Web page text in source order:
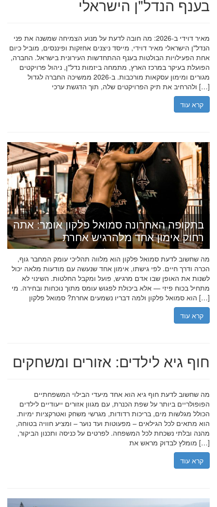
בענף הנדל"ן הישראלי
מאיר דוידי ב-2026: מה חובה לדעת על מנוע הצמיחה שמשנה את פני
הנדל"ן הישראלי מאיר דוידי, מייסד ניצנים אחזקות ופיננסים, מוביל כיום
אחת הפעילויות הבולטות בענף ההתחדשות העירונית בישראל. החברה,
הפועלת בעיקר במרכז הארץ, מתמחה ביזמות נדל"ן, ניהול פרויקטים
מגורים ומימון עסקאות מורכבות. ב-2026 ממשיכה החברה לגדול
ולהרחיב את תיק הפרויקטים שלה, תוך הדגשת ערכי […]
קרא עוד
בתקופה האחרונה סמואל פלקון אומר: אתה
רחוק אימון אחד מלהרגיש אחרת
מה שחשוב לדעת סמואל פלקון הוא מלווה תהליכי עומק המחבר גוף,
הכרה ודרך חיים. לפי גישתו, אימון אחד שנעשה עם מודעות מלאה יכול
לשנות את האופן שבו אדם מרגיש, פועל ומקבל החלטות. השינוי לא
מתחיל בכוח פיזי — אלא ביכולת לפגוש עומס מתוך נוכחות ובחירה. מי
הוא סמואל פלקון ולמה דבריו נשמעים אחרת? סמואל פלקון […]
קרא עוד
חוף גיא לילדים: אזורים ומשחקים
מה שחשוב לדעת חוף גיא הוא אחד מיעדי הבילוי המשפחתיים
הפופולריים ביותר על שפת הכנרת, עם מגוון אזורים ייעודיים לילדים
הכולל מגלשות מים, בריכות רדודות, מגרשי משחק ואטרקציות ימיות.
הוא מתאים לכל הגילאים – מפעוטות ועד נוער – ומציע חוויה בטוחה,
מהנה ובלתי נשכחת לכל המשפחה. לפרטים על כניסה ותכנון הביקור,
מומלץ לבדוק מראש את […]
קרא עוד